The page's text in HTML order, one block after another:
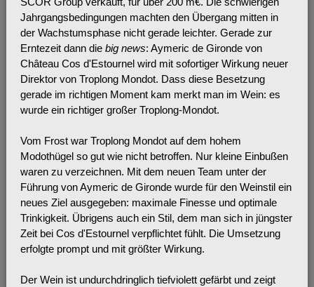
Jahrgangsbedingungen machten den Übergang mitten in
der Wachstumsphase nicht gerade leichter. Gerade zur
Erntezeit dann diebig news: Aymeric de Gironde von
Château Cos d'Estournel wird mit sofortiger Wirkung neuer
Direktor von Troplong Mondot. Dass diese Besetzung
gerade im richtigen Moment kam merkt man im Wein: es
wurde ein richtiger großer Troplong-Mondot.
Vom Frost war Troplong Mondot auf dem hohem
Modothügel so gut wie nicht betroffen. Nur kleine Einbußen
waren zu verzeichnen. Mit dem neuen Team unter der
Führung von Aymeric de Gironde wurde für den Weinstil ein
neues Ziel ausgegeben: maximale Finesse und optimale
Trinkigkeit. Übrigens auch ein Stil, dem man sich in jüngster
Zeit bei Cos d'Estournel verpflichtet fühlt. Die Umsetzung
erfolgte prompt und mit größter Wirkung.
Der Wein ist undurchdringlich tiefviolett gefärbt und zeigt